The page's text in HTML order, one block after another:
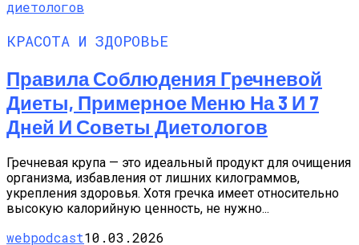
КРАСОТА И ЗДОРОВЬЕ
Правила Соблюдения Гречневой
Диеты, Примерное Меню На 3 И 7
Дней И Советы Диетологов
Гречневая крупа — это идеальный продукт для очищения
организма, избавления от лишних килограммов,
укрепления здоровья. Хотя гречка имеет относительно
высокую калорийную ценность, не нужно...
webpodcast10.03.2026